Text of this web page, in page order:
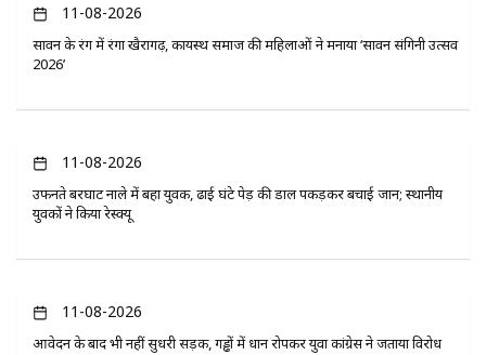
11-08-2026
सावन के रंग में रंगा खैरागढ़, कायस्थ समाज की महिलाओं ने मनाया ‘सावन संगिनी उत्सव
2026’
11-08-2026
उफनते बरघाट नाले में बहा युवक, ढाई घंटे पेड़ की डाल पकड़कर बचाई जान; स्थानीय
युवकों ने किया रेस्क्यू
11-08-2026
आवेदन के बाद भी नहीं सुधरी सड़क, गड्ढों में धान रोपकर युवा कांग्रेस ने जताया विरोध